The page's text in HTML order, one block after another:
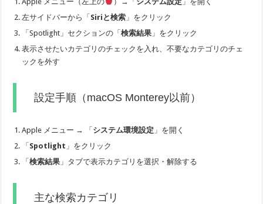
左サイドバーから「Siriと検索 」をクリック
「Spotlight」セクションの「検索結果 」をクリック
表示させたいカテゴリのチェックを入れ、不要なカテゴリのチェ
ックを外す
設定手順（macOS Monterey以前）
Apple メニュー → 「システム環境設定 」を開く
「Spotlight 」をクリック
「検索結果 」タブで表示カテゴリを選択・解除する
主な検索カテゴリ